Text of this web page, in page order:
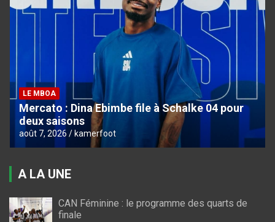
LE MBOA
Mercato : Dina Ebimbe file à Schalke 04 pour
deux saisons
août 7, 2026 kamerfoot
A LA UNE
CAN Féminine : le programme des quarts de
finale